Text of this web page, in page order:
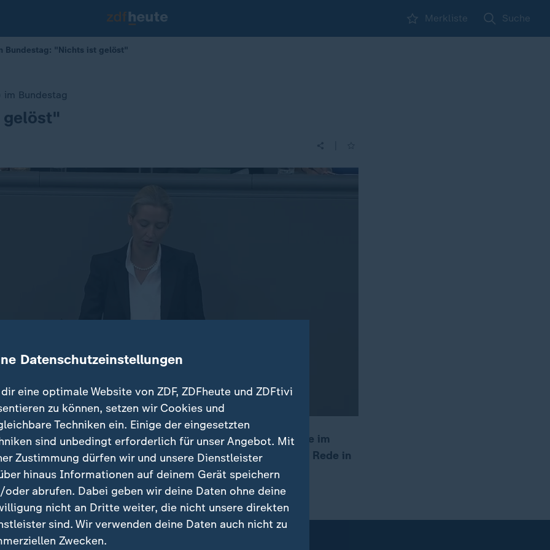
Merkliste Suche
Bundestag: "Nichts ist gelöst"
im Bundestag
Weidel hat Kanzlerin Merkel während der Generaldebatte im
aufgefordert. Nichts sei in Deutschland gelöst. Die Rede in
Datenschutzeinstellungen
eine optimale Website von ZDF, ZDFheute und ZDFtivi
zu können, setzen wir Cookies und
Techniken ein. Einige der eingesetzten
sind unbedingt erforderlich für unser Angebot. Mit
Zustimmung dürfen wir und unsere Dienstleister
hinaus Informationen auf deinem Gerät speichern
oder abrufen. Dabei geben wir deine Daten ohne deine
nicht an Dritte weiter, die nicht unsere direkten
sind. Wir verwenden deine Daten auch nicht zu
Zwecken.